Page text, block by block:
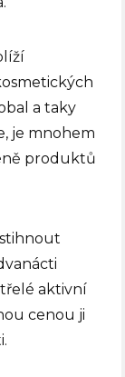
a taky
je mnohem
produktů
aktivní
cenou ji